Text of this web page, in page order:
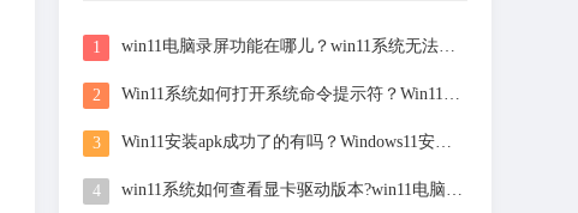
1 win11电脑录屏功能在哪儿？win11系统无法屏幕录制的解决
2 Win11系统如何打开系统命令提示符？Win11电脑打开系统命
3 Win11安装apk成功了的有吗？Windows11安卓应用安装方法
4 win11系统如何查看显卡驱动版本?win11电脑查看nvidia